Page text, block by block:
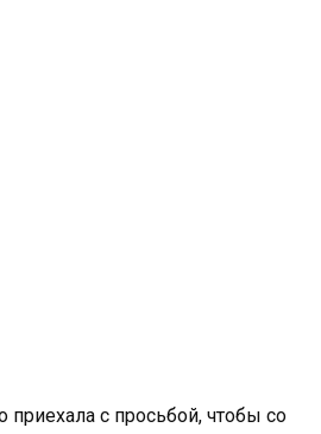
приехала с просьбой, чтобы со